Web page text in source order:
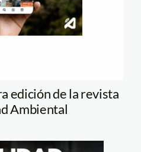
edición de la revista
Ambiental